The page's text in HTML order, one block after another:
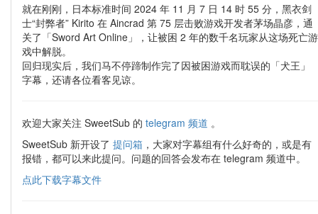
就在刚刚，日本标准时间 2024 年 11 月 7 日 14 时 55 分，黑衣剑
士“封弊者” Kirito 在 Aincrad 第 75 层击败游戏开发者茅场晶彦，通
关了「Sword Art Online」，让被困 2 年的数千名玩家从这场死亡游
戏中解脱。
回归现实后，我们马不停蹄制作完了因被困游戏而耽误的「犬王」
字幕，还请各位看客见谅。
欢迎大家关注 SweetSub 的 telegram 频道 。
SweetSub 新开设了 提问箱 ，大家对字幕组有什么好奇的，或是有
报错，都可以来此提问。问题的回答会发布在 telegram 频道中。
点此下载字幕文件